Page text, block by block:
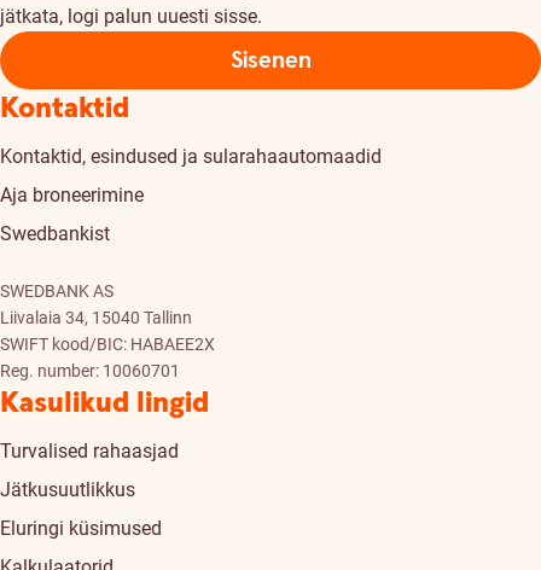
jätkata, logi palun uuesti sisse.
Sisenen
Kontaktid
Kontaktid, esindused ja sularahaautomaadid
Aja broneerimine
Swedbankist
SWEDBANK AS
Liivalaia 34, 15040 Tallinn
SWIFT kood/BIC: HABAEE2X
Reg. number: 10060701
Kasulikud lingid
Turvalised rahaasjad
Jätkusuutlikkus
Eluringi küsimused